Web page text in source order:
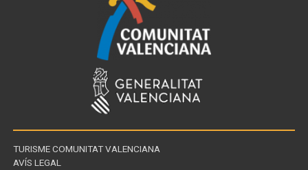
TURISME COMUNITAT VALENCIANA
AVÍS LEGAL